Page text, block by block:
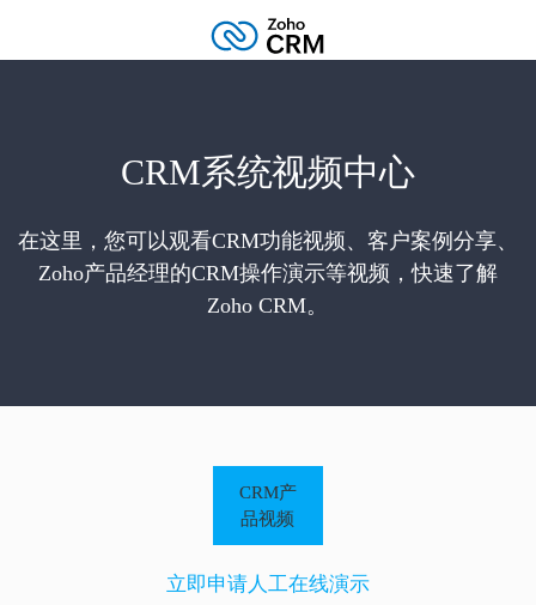
CRM系统视频中心
在这里，您可以观看CRM功能视频、客户案例分享、
Zoho产品经理的CRM操作演示等视频，快速了解
Zoho CRM。
CRM产
品视频
立即申请人工在线演示